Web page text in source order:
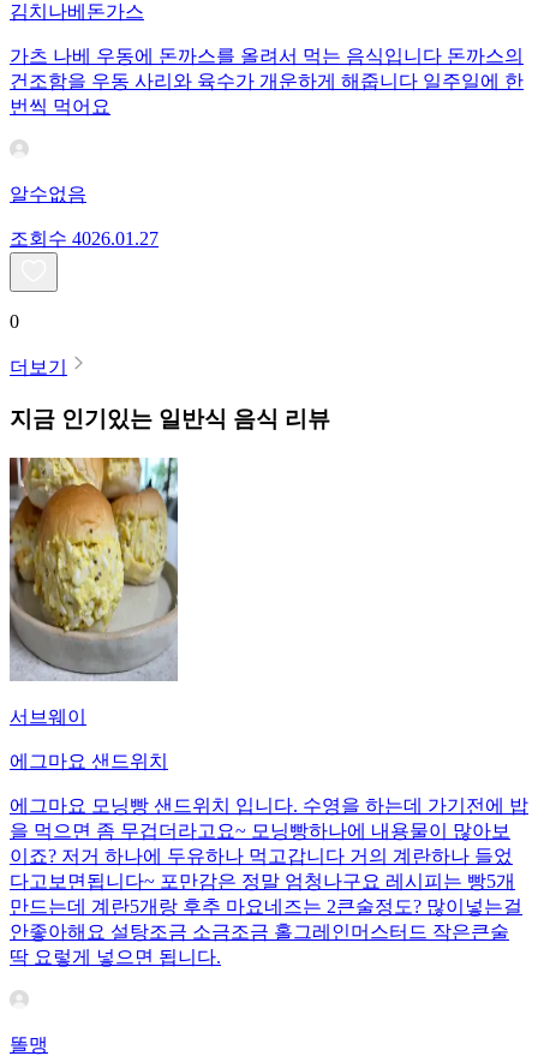
김치나베돈가스
가츠 나베 우동에 돈까스를 올려서 먹는 음식입니다 돈까스의
건조함을 우동 사리와 육수가 개운하게 해줍니다 일주일에 한
번씩 먹어요
알수없음
조회수 4026.01.27
0
더보기
지금 인기있는 일반식 음식 리뷰
서브웨이
에그마요 샌드위치
에그마요 모닝빵 샌드위치 입니다. 수영을 하는데 가기전에 밥
을 먹으면 좀 무겁더라고요~ 모닝빵하나에 내용물이 많아보
이죠? 저거 하나에 두유하나 먹고갑니다 거의 계란하나 들었
다고보면됩니다~ 포만감은 정말 엄청나구요 레시피는 빵5개
만드는데 계란5개랑 후추 마요네즈는 2큰술정도? 많이넣는걸
안좋아해요 설탕조금 소금조금 홀그레인머스터드 작은큰술
딱 요렇게 넣으면 됩니다.
똘맹